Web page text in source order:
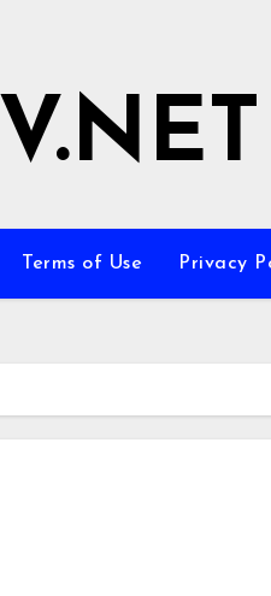
Terms of Use Privacy